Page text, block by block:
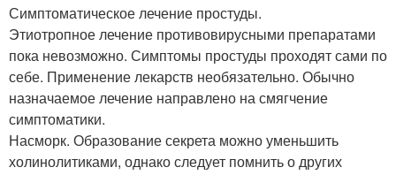
Симптоматическое лечение простуды.
Этиотропное лечение противовирусными препаратами
пока невозможно. Симптомы простуды проходят сами по
себе. Применение лекарств необязательно. Обычно
назначаемое лечение направлено на смягчение
симптоматики.
Насморк. Образование секрета можно уменьшить
холинолитиками, однако следует помнить о других